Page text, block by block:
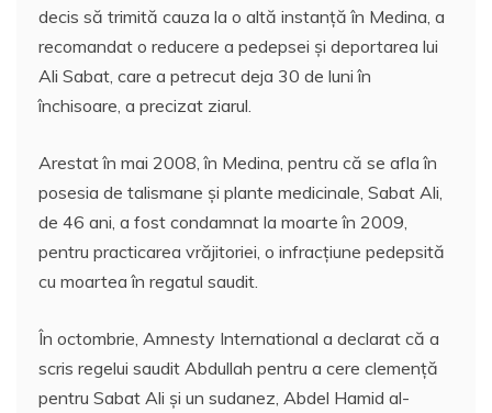
decis să trimită cauza la o altă instanţă în Medina, a
recomandat o reducere a pedepsei şi deportarea lui
Ali Sabat, care a petrecut deja 30 de luni în
închisoare, a precizat ziarul.
Arestat în mai 2008, în Medina, pentru că se afla în
posesia de talismane şi plante medicinale, Sabat Ali,
de 46 ani, a fost condamnat la moarte în 2009,
pentru practicarea vrăjitoriei, o infracţiune pedepsită
cu moartea în regatul saudit.
În octombrie, Amnesty International a declarat că a
scris regelui saudit Abdullah pentru a cere clemenţă
pentru Sabat Ali şi un sudanez, Abdel Hamid al-